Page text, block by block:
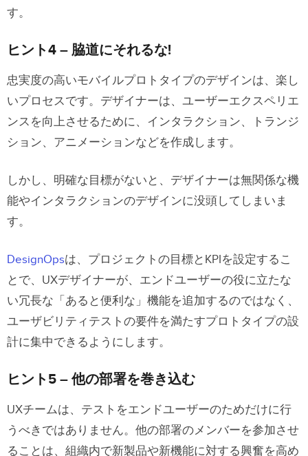
す。
ヒント4 – 脇道にそれるな!
忠実度の高いモバイルプロトタイプのデザインは、楽し
いプロセスです。デザイナーは、ユーザーエクスペリエ
ンスを向上させるために、インタラクション、トランジ
ション、アニメーションなどを作成します。
しかし、明確な目標がないと、デザイナーは無関係な機
能やインタラクションのデザインに没頭してしまいま
す。
DesignOpsは、プロジェクトの目標とKPIを設定するこ
とで、UXデザイナーが、エンドユーザーの役に立たな
い冗長な「あると便利な」機能を追加するのではなく、
ユーザビリティテストの要件を満たすプロトタイプの設
計に集中できるようにします。
ヒント5 – 他の部署を巻き込む
UXチームは、テストをエンドユーザーのためだけに行
うべきではありません。他の部署のメンバーを参加させ
ることは、組織内で新製品や新機能に対する興奮を高め